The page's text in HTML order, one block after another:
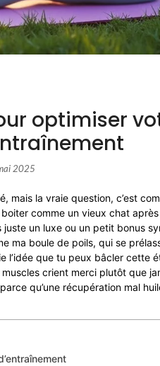
optimiser
2025
mais la vraie question, c’est
comme un vieux chat
un luxe ou un petit bonus
ma boule de poils, qui se
l’idée que tu peux bâcler cette
crient merci plutôt que
qu’une récupération mal